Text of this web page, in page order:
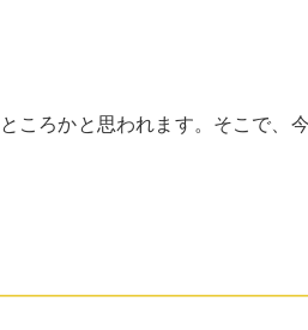
ころかと思われます。そこで、